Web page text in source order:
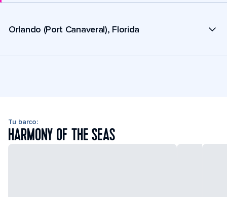
Orlando (Port Canaveral), Florida
Tu barco:
HARMONY OF THE SEAS